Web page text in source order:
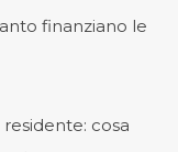
finanziano le
cosa